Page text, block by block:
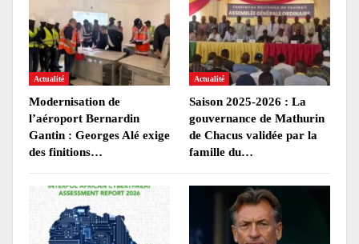
Actualité
Modernisation de
l’aéroport Bernardin
Gantin : Georges Alé exige
des finitions…
Actualité
Saison 2025-2026 : La
gouvernance de Mathurin
de Chacus validée par la
famille du…